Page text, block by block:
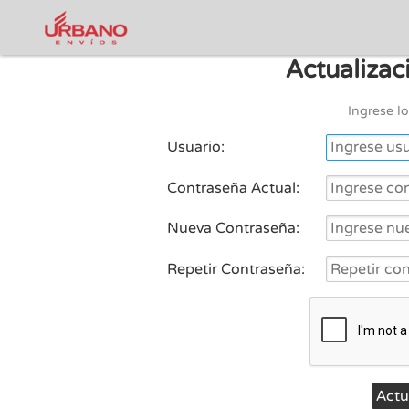
Ingrese
Usuario:
Contraseña Actual:
Nueva Contraseña:
Repetir Contraseña: